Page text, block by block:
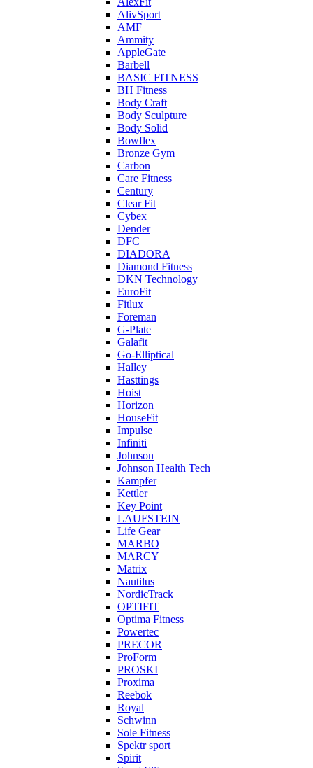
AlivSport
AMF
Ammity
AppleGate
Barbell
BASIC FITNESS
BH Fitness
Body Craft
Body Sculpture
Body Solid
Bowflex
Bronze Gym
Carbon
Care Fitness
Century
Clear Fit
Cybex
Dender
DFC
DIADORA
Diamond Fitness
DKN Technology
EuroFit
Fitlux
Foreman
G-Plate
Galafit
Go-Elliptical
Halley
Hasttings
Hoist
Horizon
HouseFit
Impulse
Infiniti
Johnson
Johnson Health Tech
Kampfer
Kettler
Key Point
LAUFSTEIN
Life Gear
MARBO
MARCY
Matrix
Nautilus
NordicTrack
OPTIFIT
Optima Fitness
Powertec
PRECOR
ProForm
PROSKI
Proxima
Reebok
Royal
Schwinn
Sole Fitness
Spektr sport
Spirit